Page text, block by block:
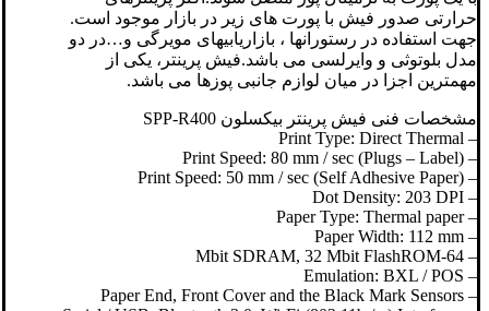
حرارتی صدور فیش با پورت های زیر در بازار موجود است.
جهت استفاده در رستورانها ، بازاریابیهای مویرگی و…در دو
مدل بلوتوثی و وایرلسی می باشد.فیش پرینتر، یکی از
مهمترین اجزا در میان لوازم جانبی پوزها می باشد.
مشخصات فنی فیش پرینتر بیکسلون SPP-R400
– Print Type: Direct Thermal
– Print Speed: 80 mm / sec (Plugs – Label)
– Print Speed: 50 mm / sec (Self Adhesive Paper)
– Dot Density: 203 DPI
– Paper Type: Thermal paper
– Paper Width: 112 mm
– 64-Mbit SDRAM, 32 Mbit FlashROM
– Emulation: BXL / POS
– Paper End, Front Cover and the Black Mark Sensors